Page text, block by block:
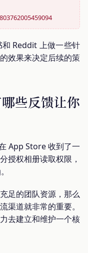
Reddit 上做一些针
效果来决定后续的策
些反馈让你
App Store 收到了一
授权相册读取权限，
足的团队资源，那么
渠道就非常的重要。
去建立和维护一个核